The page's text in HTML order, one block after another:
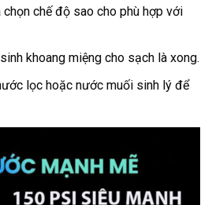
chế độ sao cho phù hợp với
khoang miệng cho sạch là xong.
lọc hoặc nước muối sinh lý để